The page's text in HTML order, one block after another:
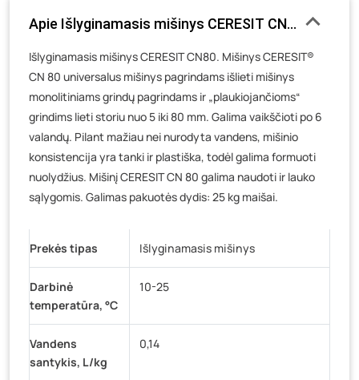
Veteranų g. 11, Visaginas - 86 vienetai
Baravykų g. 1, Druskininkai - 0 vienetų
Vilniaus g. 89D, Ukmergė - 0 vienetų
K. Donelaičio g. 17, Rokiškis
- 0 vienetų
Šaltupės g. 64, Zarasai- 0 vienetų
Apie Išlyginamasis mišinys CERESIT CN80, 5-80
Išlyginamasis mišinys CERESIT CN80. Mišinys CERESIT®
CN 80 universalus mišinys pagrindams išlieti mišinys
monolitiniams grindų pagrindams ir „plaukiojančioms“
grindims lieti storiu nuo 5 iki 80 mm. Galima vaikščioti po 6
valandų. Pilant mažiau nei nurodyta vandens, mišinio
konsistencija yra tanki ir plastiška, todėl galima formuoti
nuolydžius. Mišinį CERESIT CN 80 galima naudoti ir lauko
sąlygomis. Galimas pakuotės dydis: 25 kg maišai.
Prekės tipas Išlyginamasis mišinys
Darbinė
temperatūra, °C
10-25
Vandens
santykis, L/kg
0,14